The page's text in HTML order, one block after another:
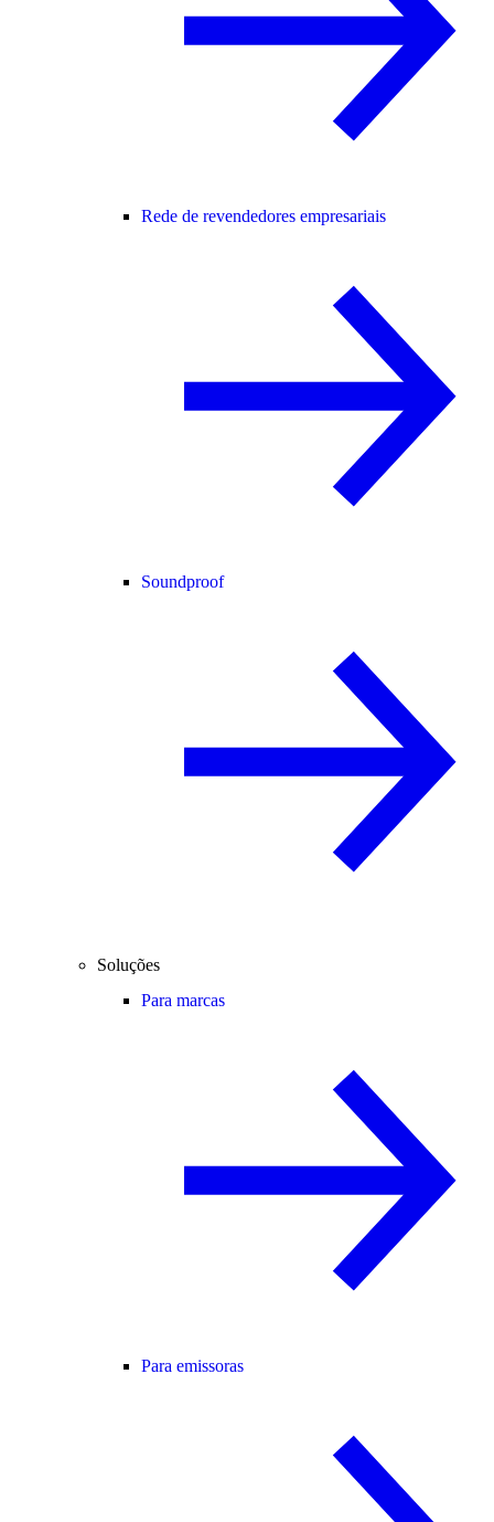
Rede de revendedores empresariais
Soundproof
Soluções
Para marcas
Para emissoras